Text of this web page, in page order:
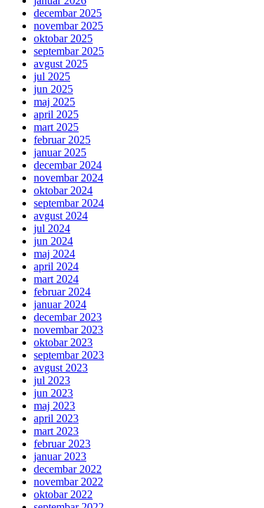
decembar 2025
novembar 2025
oktobar 2025
septembar 2025
avgust 2025
jul 2025
jun 2025
maj 2025
april 2025
mart 2025
februar 2025
januar 2025
decembar 2024
novembar 2024
oktobar 2024
septembar 2024
avgust 2024
jul 2024
jun 2024
maj 2024
april 2024
mart 2024
februar 2024
januar 2024
decembar 2023
novembar 2023
oktobar 2023
septembar 2023
avgust 2023
jul 2023
jun 2023
maj 2023
april 2023
mart 2023
februar 2023
januar 2023
decembar 2022
novembar 2022
oktobar 2022